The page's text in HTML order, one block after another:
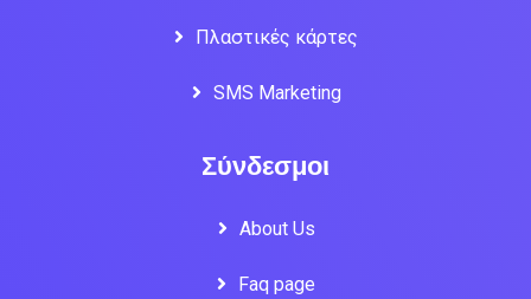
Πλαστικές κάρτες
SMS Marketing
Σύνδεσμοι
About Us
Faq page